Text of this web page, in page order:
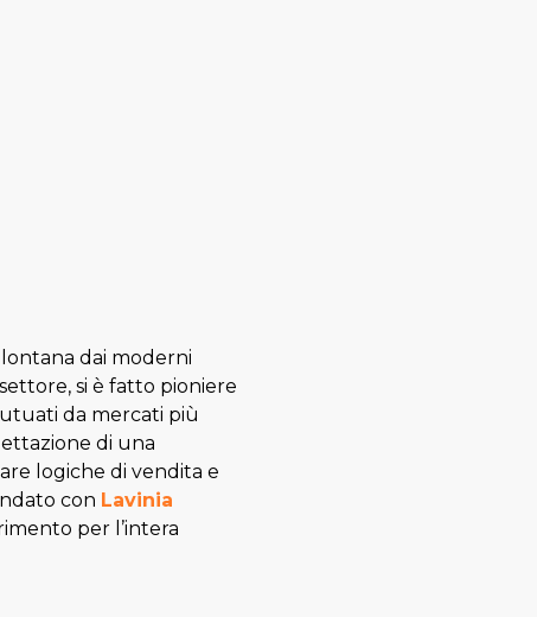
lontana dai moderni
si è fatto pioniere
da mercati più
di una
logiche di vendita e
con Lavinia
per l’intera